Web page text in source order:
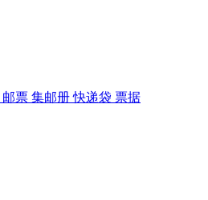
邮票 集邮册 快递袋 票据